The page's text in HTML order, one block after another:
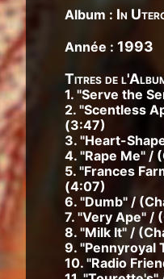
Album : In
Année : 1993
Titres de
1. "Serve the
2. "Scentless
(3:47)
3. "Heart-
4. "Rape Me" /
5. "Frances
(4:07)
6. "Dumb" /
7. "Very Ape" /
8. "Milk It" /
9. "Pennyroyal
10. "Radio